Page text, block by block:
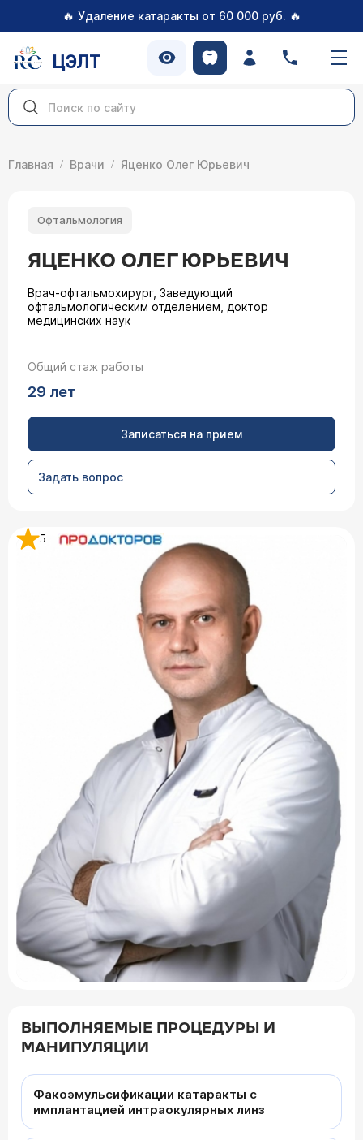
🔥 Удаление катаракты от 60 000 руб. 🔥
ЦЭЛТ
Главная Врачи Яценко Олег Юрьевич
Офтальмология
ЯЦЕНКО ОЛЕГ ЮРЬЕВИЧ
Врач-офтальмохирург, Заведующий
офтальмологическим отделением, доктор
медицинских наук
Общий стаж работы
29 лет
Записаться на прием
Задать вопрос
5
ВЫПОЛНЯЕМЫЕ ПРОЦЕДУРЫ И
МАНИПУЛЯЦИИ
Факоэмульсификации катаракты с
имплантацией интраокулярных линз